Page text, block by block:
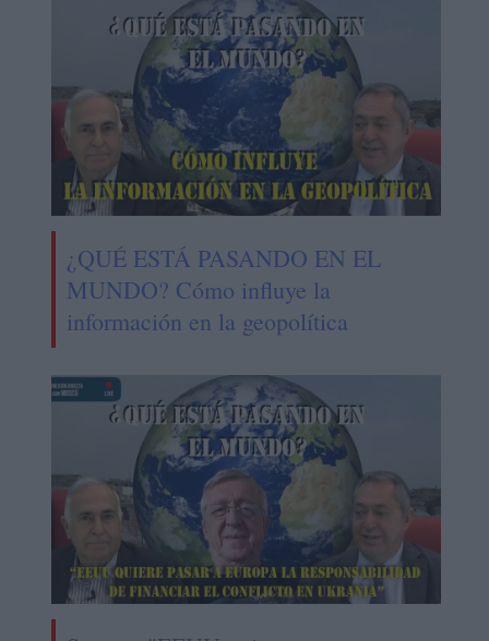
¿QUÉ ESTÁ PASANDO EN EL
MUNDO? Cómo influye la
información en la geopolítica